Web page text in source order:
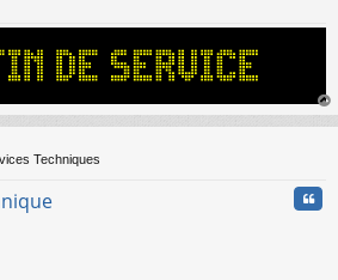
au
Techniques